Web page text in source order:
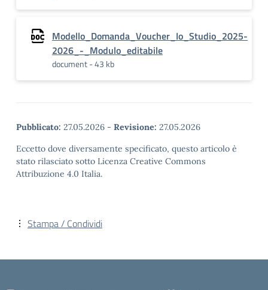
Modello_Domanda_Voucher_Io_Studio_2025-
2026_-_Modulo_editabile
document - 43 kb
Pubblicato: 27.05.2026 - Revisione: 27.05.2026
Eccetto dove diversamente specificato, questo articolo è
stato rilasciato sotto Licenza Creative Commons
Attribuzione 4.0 Italia.
Stampa / Condividi